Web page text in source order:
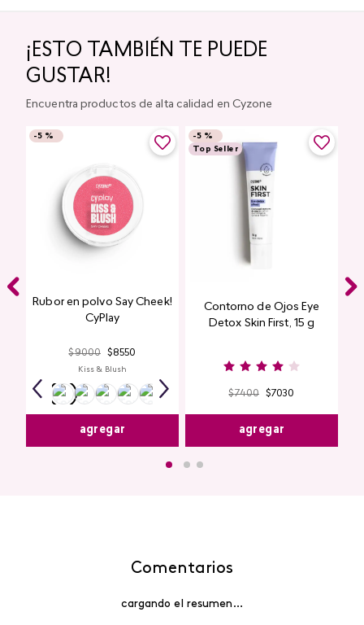
¡ESTO TAMBIÉN TE PUEDE
GUSTAR!
Encuentra productos de alta calidad en Cyzone
-5 %
Rubor en polvo Say Cheek!
CyPlay
$9000 $8550
Kiss & Blush
agregar
-5 %
Top Seller
Contorno de Ojos Eye
Detox Skin First, 15 g
$7400 $7030
agregar
Comentarios
cargando el resumen…